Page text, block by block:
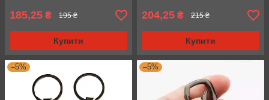
185,25 ₴ 195 ₴
Купити
204,25 ₴ 215 ₴
Купити
–5% –5%